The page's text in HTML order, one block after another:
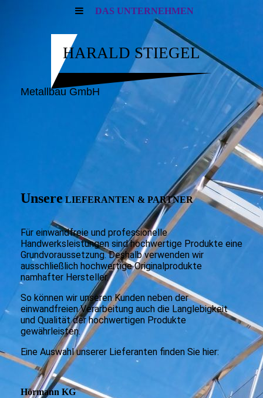
DAS UNTERNEHMEN
HARALD STIEGEL
Metallbau GmbH
UnsereLIEFERANTEN & PARTNER
Für einwandfreie und professionelle
Handwerksleistungen sind hochwertige Produkte eine
Grundvoraussetzung. Deshalb verwenden wir
ausschließlich hochwertige Originalprodukte
namhafter Hersteller.
So können wir unseren Kunden neben der
einwandfreien Verarbeitung auch die Langlebigkeit
und Qualität der hochwertigen Produkte
gewährleisten.
Eine Auswahl unserer Lieferanten finden Sie hier:
Hörmann KG